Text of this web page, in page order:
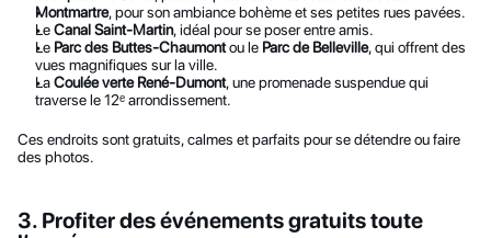
Montmartre, pour son ambiance bohème et ses petites rues pavées.
Le Canal Saint-Martin, idéal pour se poser entre amis.
Le Parc des Buttes-Chaumont ou le Parc de Belleville, qui offrent des
vues magnifiques sur la ville.
La Coulée verte René-Dumont, une promenade suspendue qui
traverse le 12ᵉ arrondissement.
Ces endroits sont gratuits, calmes et parfaits pour se détendre ou faire
des photos.
3. Profiter des événements gratuits toute